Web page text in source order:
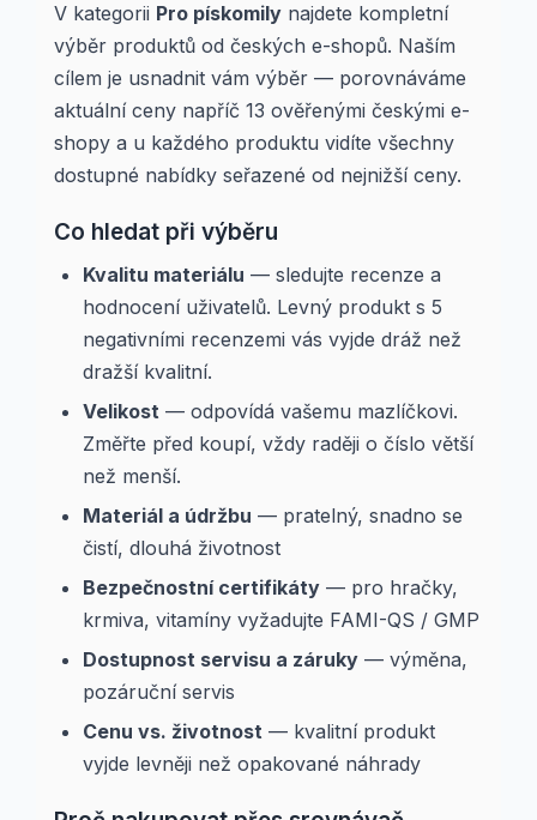
V kategorii Pro pískomily najdete kompletní
výběr produktů od českých e-shopů. Naším
cílem je usnadnit vám výběr — porovnáváme
aktuální ceny napříč 13 ověřenými českými e-
shopy a u každého produktu vidíte všechny
dostupné nabídky seřazené od nejnižší ceny.
Co hledat při výběru
Kvalitu materiálu — sledujte recenze a
hodnocení uživatelů. Levný produkt s 5
negativními recenzemi vás vyjde dráž než
dražší kvalitní.
Velikost — odpovídá vašemu mazlíčkovi.
Změřte před koupí, vždy raději o číslo větší
než menší.
Materiál a údržbu — pratelný, snadno se
čistí, dlouhá životnost
Bezpečnostní certifikáty — pro hračky,
krmiva, vitamíny vyžadujte FAMI-QS / GMP
Dostupnost servisu a záruky — výměna,
pozáruční servis
Cenu vs. životnost — kvalitní produkt
vyjde levněji než opakované náhrady